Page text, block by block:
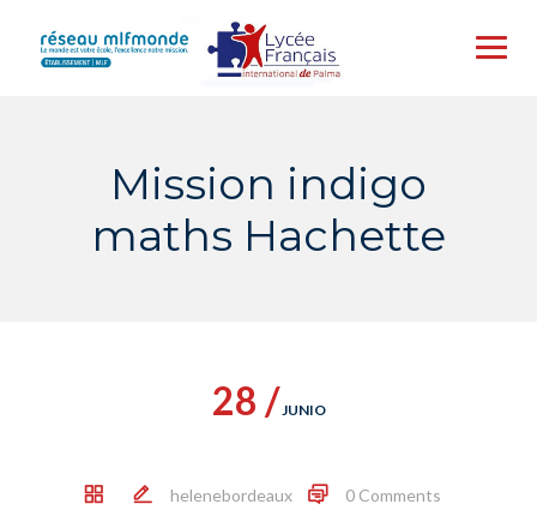
content
Mission indigo
maths Hachette
28 /JUNIO
helenebordeaux 0 Comments